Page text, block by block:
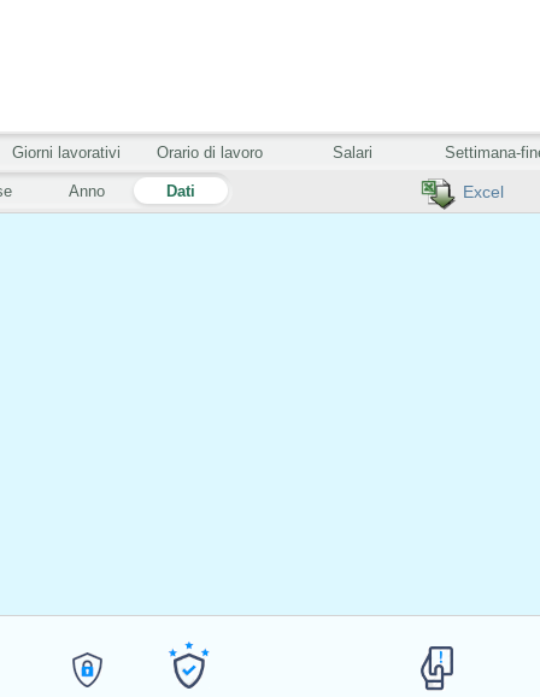
Excel
Anno Dati
Giorni lavorativi Orario di lavoro Salari Settimana-